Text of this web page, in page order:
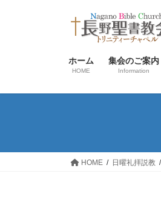
ス
ン
ホーム
HOME
集会のご案内
Information
HOME 日曜礼拝説教